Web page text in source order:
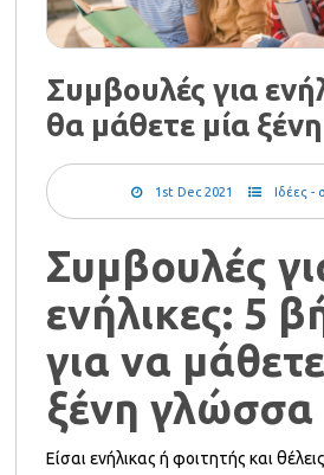
Συμβουλές για
θα μάθετε μία
1st Dec 2021 Ιδέες
Συμβουλές
ενήλικες: 5
για να
ξένη γλώσσα
Είσαι ενήλικας ή φοιτητής και